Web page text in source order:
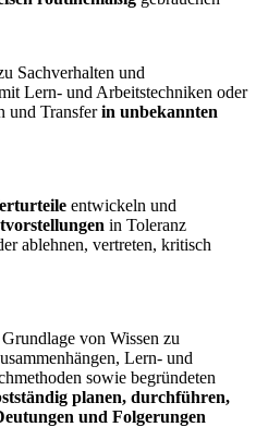
Sachverhalten und
Lern- und Arbeitstechniken oder
und Transferin unbekannten
entwickeln und
in Toleranz
ablehnen, vertreten, kritisch
von Wissen zu
Lern- und
sowie begründeten
planen, durchführen,
und Folgerungen